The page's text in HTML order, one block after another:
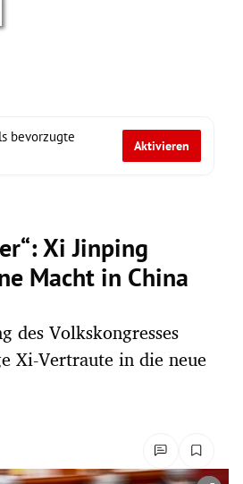
bevorzugte
Aktivieren
Xi Jinping
Macht in China
des Volkskongresses
Xi-Vertraute in die neue